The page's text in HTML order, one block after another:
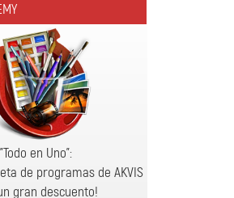
"Todo en Uno":
de programas de AKVIS
gran descuento!